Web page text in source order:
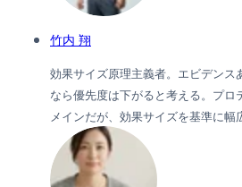
竹内 翔
効果サイズ原理主義者。エビデンス
なら優先度は下がると考える。プロ
メインだが、効果サイズを基準に幅